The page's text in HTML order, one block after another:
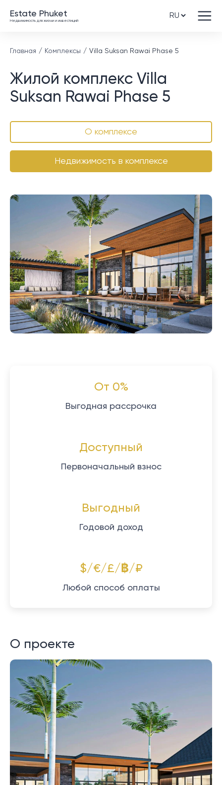
Estate Phuket
Недвижимость для жизни и инвестиций
Главная Комплексы Villa Suksan Rawai Phase 5
Жилой комплекс Villa
Suksan Rawai Phase 5
О комплексе
Недвижимость в комплексе
От 0%
Выгодная рассрочка
Доступный
Первоначальный взнос
Выгодный
Годовой доход
$/€/£/฿/₽
Любой способ оплаты
О проекте